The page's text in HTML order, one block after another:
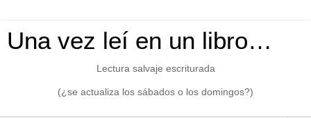
Una vez leí en un libro…
Lectura salvaje escriturada
(¿se actualiza los sábados o los domingos?)